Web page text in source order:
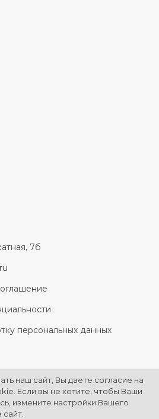
7б
персональных данных
наш сайт, Вы даете согласие на
Если вы не хотите, чтобы Ваши
измените настройки Вашего